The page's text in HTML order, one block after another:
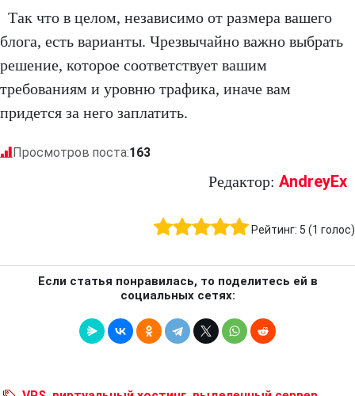
Так что в целом, независимо от размера вашего
блога, есть варианты. Чрезвычайно важно выбрать
решение, которое соответствует вашим
требованиям и уровню трафика, иначе вам
придется за него заплатить.
Просмотров поста:163
Редактор: AndreyEx
Рейтинг: 5 (1 голос)
Если статья понравилась, то поделитесь ей в
социальных сетях: